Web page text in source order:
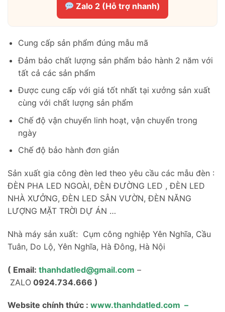
Zalo 2 (Hỗ trợ nhanh)
Cung cấp sản phẩm đúng mẫu mã
Đảm bảo chất lượng sản phẩm bảo hành 2 năm với
tất cả các sản phẩm
Được cung cấp với giá tốt nhất tại xưởng sản xuất
cùng với chất lượng sản phẩm
Chế độ vận chuyển linh hoạt, vận chuyển trong
ngày
Chế độ bảo hành đơn giản
Sản xuất gia công đèn led theo yêu cầu các mẫu đèn :
ĐÈN PHA LED NGOÀI, ĐÈN ĐƯỜNG LED , ĐÈN LED
NHÀ XƯỞNG, ĐÈN LED SÂN VƯỜN, ĐÈN NĂNG
LƯỢNG MẶT TRỜI DỰ ÁN …
Nhà máy sản xuất: Cụm công nghiệp Yên Nghĩa, Cầu
Tuân, Do Lộ, Yên Nghĩa, Hà Đông, Hà Nội
( Email: thanhdatled@gmail.com –
ZALO 0924.734.666 )
Website chính thức : www.thanhdatled.com –